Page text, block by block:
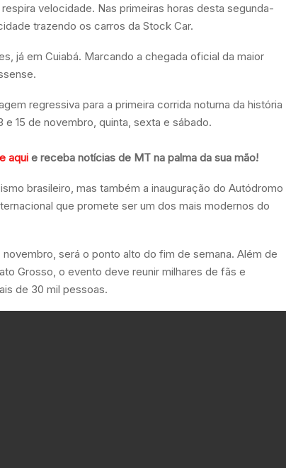
respira velocidade. Nas primeiras horas desta segunda-
trazendo os carros da Stock Car.
já em Cuiabá. Marcando a chegada oficial da maior
regressiva para a primeira corrida noturna da história
e 15 de novembro, quinta, sexta e sábado.
aqui e receba notícias de MT na palma da sua mão!
brasileiro, mas também a inauguração do Autódromo
que promete ser um dos mais modernos do
novembro, será o ponto alto do fim de semana. Além de
Grosso, o evento deve reunir milhares de fãs e
de 30 mil pessoas.